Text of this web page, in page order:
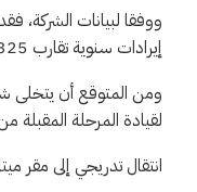
إيرادات سنوية تقارب 325 مليون دولار، كما سجلت أول ربع سنوي ربحي لها في عام 2026.
لقيادة المرحلة المقبلة
انتقال تدريجي إلى مقر